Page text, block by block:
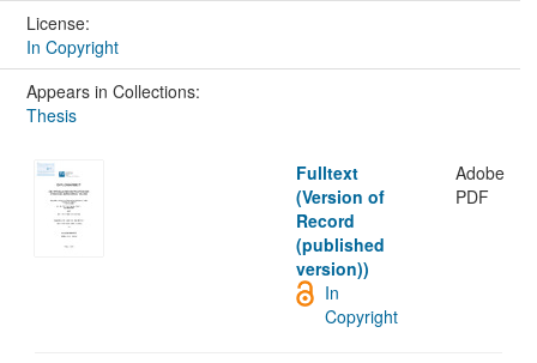
License:
In Copyright
Appears in Collections:
Thesis
Fulltext
(Version of
Record
(published
version))
Adobe
PDF
In
Copyright